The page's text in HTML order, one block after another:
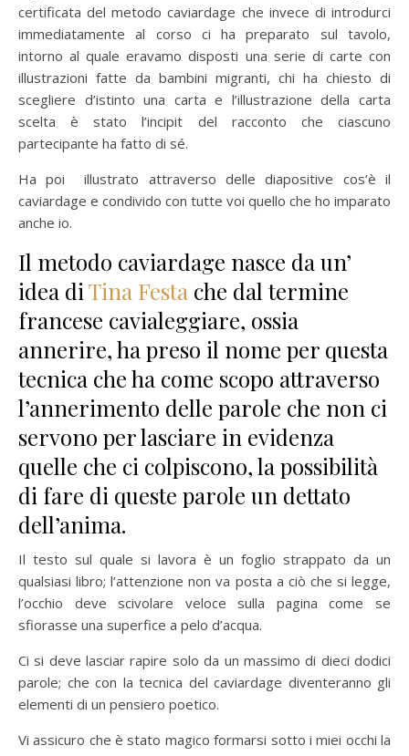
certificata del metodo caviardage che invece di introdurci
immediatamente al corso ci ha preparato sul tavolo,
intorno al quale eravamo disposti una serie di carte con
illustrazioni fatte da bambini migranti, chi ha chiesto di
scegliere d’istinto una carta e l’illustrazione della carta
scelta è stato l’incipit del racconto che ciascuno
partecipante ha fatto di sé.
Ha poi illustrato attraverso delle diapositive cos’è il
caviardage e condivido con tutte voi quello che ho imparato
anche io.
Il metodo caviardage nasce da un’
idea diTina Festa che dal termine
francese cavialeggiare, ossia
annerire, ha preso il nome per questa
tecnica che ha come scopo attraverso
l’annerimento delle parole che non ci
servono per lasciare in evidenza
quelle che ci colpiscono, la possibilità
di fare di queste parole un dettato
dell’anima.
Il testo sul quale si lavora è un foglio strappato da un
qualsiasi libro; l’attenzione non va posta a ciò che si legge,
l’occhio deve scivolare veloce sulla pagina come se
sfiorasse una superfice a pelo d’acqua.
Ci si deve lasciar rapire solo da un massimo di dieci dodici
parole; che con la tecnica del caviardage diventeranno gli
elementi di un pensiero poetico.
Vi assicuro che è stato magico formarsi sotto i miei occhi la